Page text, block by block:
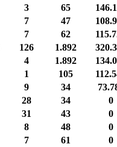
3 65
7 47
7 62
126 1.892
4 1.892
1 105
9 34
28 34
0
31 43
0
8 48
0
7 61
0